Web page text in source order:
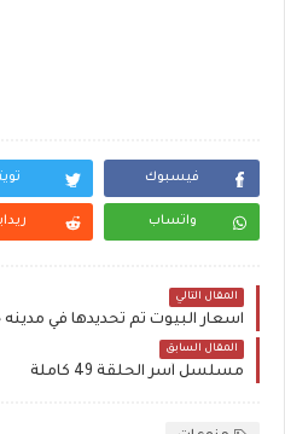
فيسبوك
واتساب
المقال التالي
اسعار البيوت تم تحديدها في
المقال السابق
مسلسل آسر الحلقة 49 كاملة